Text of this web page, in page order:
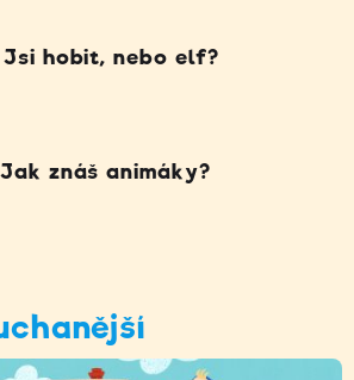
Jsi hobit, nebo elf?
znáš animáky?